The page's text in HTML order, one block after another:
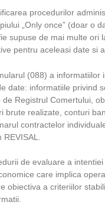
procedurilor
„Only once” (doar o
supuse de mai multe ori
pentru aceleasi date si
(088) a informatiilor
date: informatiile privind
Registrul Comertului,
brute realizate, conturi
contractelor
de evaluare a
care implica
obiectiva a criteriilor